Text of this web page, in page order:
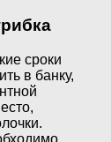
сроки
в банку,